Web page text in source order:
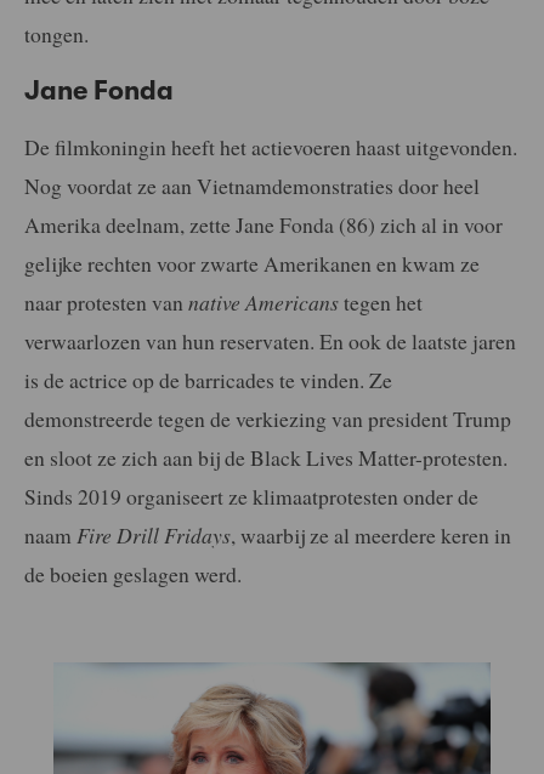
tongen.
Jane Fonda
De filmkoningin heeft het actievoeren haast uitgevonden.
Nog voordat ze aan Vietnamdemonstraties door heel
Amerika deelnam, zette Jane Fonda (86) zich al in voor
gelijke rechten voor zwarte Amerikanen en kwam ze
naar protesten van native Americanstegen het
verwaarlozen van hun reservaten. En ook de laatste jaren
is de actrice op de barricades te vinden. Ze
demonstreerde tegen de verkiezing van president Trump
en sloot ze zich aan bij de Black Lives Matter-protesten.
Sinds 2019 organiseert ze klimaatprotesten onder de
naam Fire Drill Fridays, waarbij ze al meerdere keren in
de boeien geslagen werd.